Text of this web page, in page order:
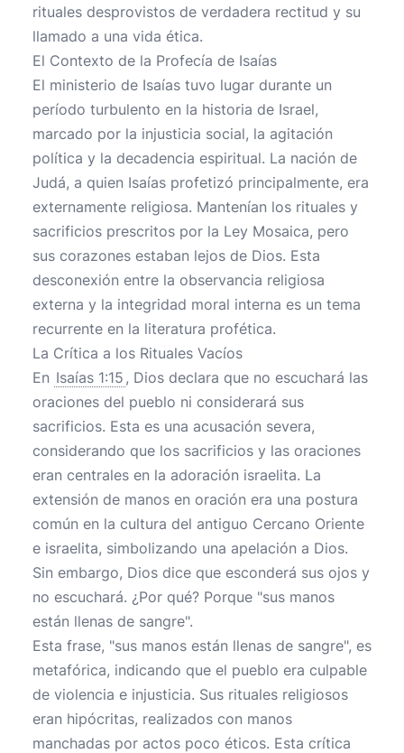
rituales desprovistos de verdadera rectitud y su
llamado a una vida ética.
El Contexto de la Profecía de Isaías
El ministerio de Isaías tuvo lugar durante un
período turbulento en la historia de Israel,
marcado por la injusticia social, la agitación
política y la decadencia espiritual. La nación de
Judá, a quien Isaías profetizó principalmente, era
externamente religiosa. Mantenían los rituales y
sacrificios prescritos por la Ley Mosaica, pero
sus corazones estaban lejos de Dios. Esta
desconexión entre la observancia religiosa
externa y la integridad moral interna es un tema
recurrente en la literatura profética.
La Crítica a los Rituales Vacíos
En Isaías 1:15 , Dios declara que no escuchará las
oraciones del pueblo ni considerará sus
sacrificios. Esta es una acusación severa,
considerando que los sacrificios y las oraciones
eran centrales en la adoración israelita. La
extensión de manos en oración era una postura
común en la cultura del antiguo Cercano Oriente
e israelita, simbolizando una apelación a Dios.
Sin embargo, Dios dice que esconderá sus ojos y
no escuchará. ¿Por qué? Porque "sus manos
están llenas de sangre".
Esta frase, "sus manos están llenas de sangre", es
metafórica, indicando que el pueblo era culpable
de violencia e injusticia. Sus rituales religiosos
eran hipócritas, realizados con manos
manchadas por actos poco éticos. Esta crítica